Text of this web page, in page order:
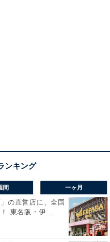
間 一ヶ月
の直営店に、全国
東名阪・伊...